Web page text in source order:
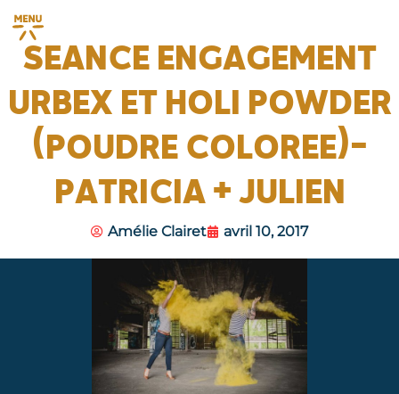
SEANCE ENGAGEMENT
URBEX ET HOLI POWDER
(POUDRE COLOREE)-
PATRICIA + JULIEN
Amélie Clairet avril 10, 2017